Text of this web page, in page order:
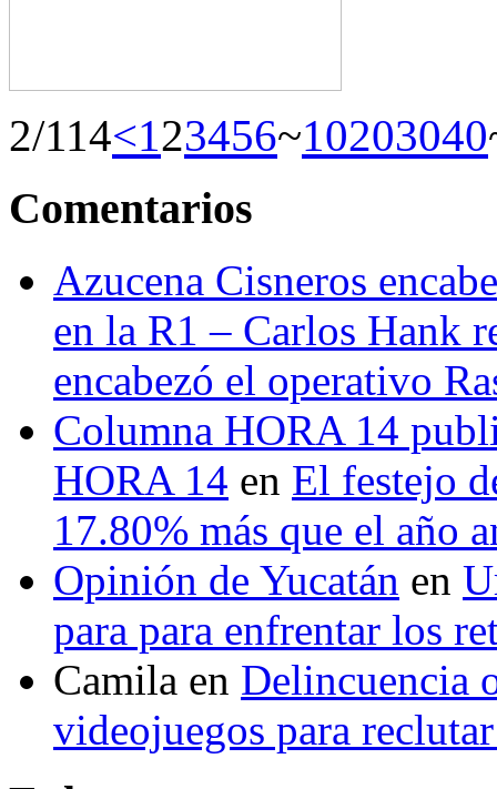
2/114<123456~10203040
Comentarios
Azucena Cisneros
en la R1 – Carlos Hank
encabezó el operativo
Columna HORA 14
HORA 14 en El festejo
17.80% más que el año
Opinión de Yucatán en
para para enfrentar los
Camila en Delincuencia
videojuegos para